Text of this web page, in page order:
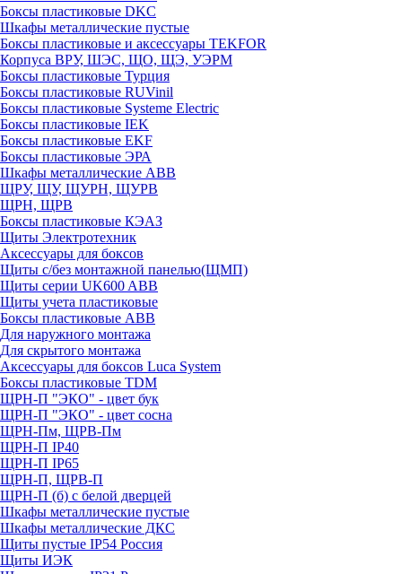
Боксы пластиковые DKC
Шкафы металлические пустые
Боксы пластиковые и аксессуары TEKFOR
Корпуса ВРУ, ШЭС, ЩО, ЩЭ, УЭРМ
Боксы пластиковые Турция
Боксы пластиковые RUVinil
Боксы пластиковые Systeme Electric
Боксы пластиковые IEK
Боксы пластиковые EKF
Боксы пластиковые ЭРА
Шкафы металлические ABB
ЩРУ, ЩУ, ЩУРН, ЩУРВ
ЩРН, ЩРВ
Боксы пластиковые КЭАЗ
Щиты Электротехник
Аксессуары для боксов
Щиты с/без монтажной панелью(ЩМП)
Щиты серии UK600 ABB
Щиты учета пластиковые
Боксы пластиковые ABB
Для наружного монтажа
Для скрытого монтажа
Аксессуары для боксов Luca System
Боксы пластиковые TDM
ЩРН-П "ЭКО" - цвет бук
ЩРН-П "ЭКО" - цвет сосна
ЩРН-Пм, ЩРВ-Пм
ЩРН-П IP40
ЩРН-П IP65
ЩРН-П, ЩРВ-П
ЩРН-П (б) с белой дверцей
Шкафы металлические пустые
Шкафы металлические ДКС
Щиты пустые IP54 Россия
Щиты ИЭК